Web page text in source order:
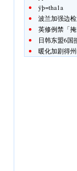
ÿþ=tha1a
波兰加强边
英修例禁「
日韩东盟6国
暖化加剧得